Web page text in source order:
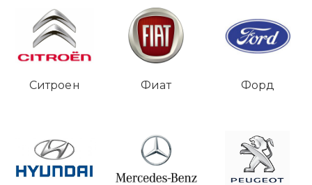
Ситроен Фиат Форд